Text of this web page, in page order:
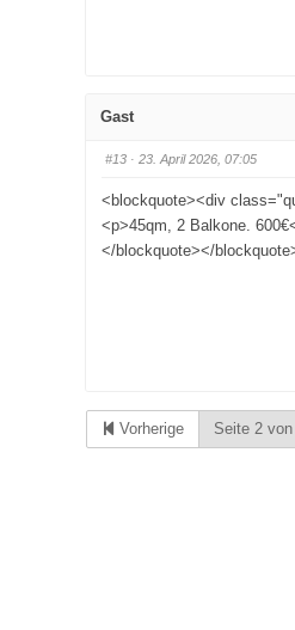
Gast
#13· 23. April 2026, 07:05
<blockquote><div
<p>45qm, 2 Balkone.
</blockquote></
Vorherige Seite 2